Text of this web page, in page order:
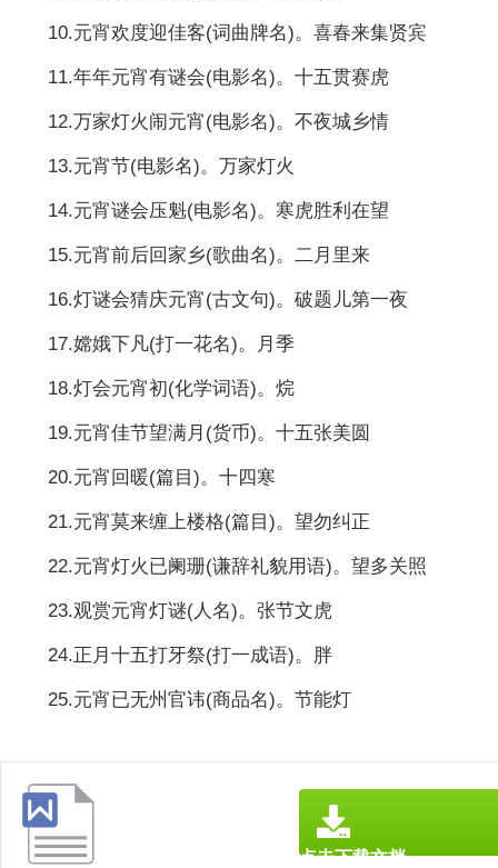
10.元宵欢度迎佳客(词曲牌名)。喜春来集贤宾
11.年年元宵有谜会(电影名)。十五贯赛虎
12.万家灯火闹元宵(电影名)。不夜城乡情
13.元宵节(电影名)。万家灯火
14.元宵谜会压魁(电影名)。寒虎胜利在望
15.元宵前后回家乡(歌曲名)。二月里来
16.灯谜会猜庆元宵(古文句)。破题儿第一夜
17.嫦娥下凡(打一花名)。月季
18.灯会元宵初(化学词语)。烷
19.元宵佳节望满月(货币)。十五张美圆
20.元宵回暖(篇目)。十四寒
21.元宵莫来缠上楼格(篇目)。望勿纠正
22.元宵灯火已阑珊(谦辞礼貌用语)。望多关照
23.观赏元宵灯谜(人名)。张节文虎
24.正月十五打牙祭(打一成语)。胖
25.元宵已无州官讳(商品名)。节能灯
点击下载文档